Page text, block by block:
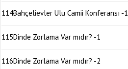
114Bahçelievler Ulu Camii Konferansı -1
115Dinde Zorlama Var mıdır? -1
116Dinde Zorlama Var mıdır? -2